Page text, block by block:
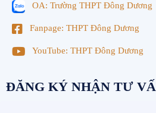
OA: Trường THPT Đông Dương
Fanpage: THPT Đông Dương
YouTube: THPT Đông Dương
ĐĂNG KÝ NHẬN TƯ